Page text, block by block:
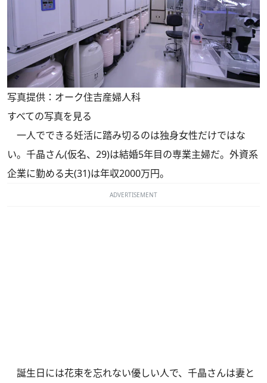
写真提供：オーク住吉産婦人科
すべての写真を見る
一人でできる妊活に踏み切るのは独身女性だけではな
い。千晶さん(仮名、29)は結婚5年目の専業主婦だ。外資系
企業に勤める夫(31)は年収2000万円。
ADVERTISEMENT
誕生日には花束を忘れない優しい人で、千晶さんは妻と